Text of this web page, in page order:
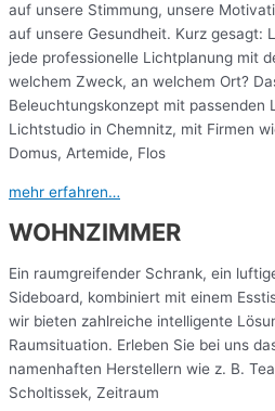
auf unsere Stimmung, unsere
auf unsere Gesundheit. Kurz gesagt:
jede professionelle Lichtplanung mit
welchem Zweck, an welchem Ort?
Beleuchtungskonzept mit passenden
Lichtstudio in Chemnitz, mit Firmen
Domus, Artemide, Flos
mehr erfahren…
WOHNZIMMER
Ein raumgreifender Schrank, ein
Sideboard, kombiniert mit einem
wir bieten zahlreiche intelligente
Raumsituation. Erleben Sie bei uns
namenhaften Herstellern wie z. B.
Scholtissek, Zeitraum